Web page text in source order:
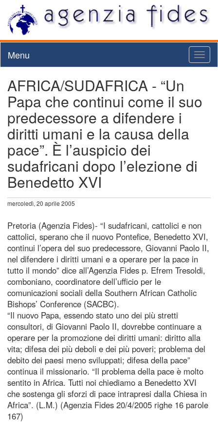
Menu
AFRICA/SUDAFRICA - “Un
Papa che continui come il suo
predecessore a difendere i
diritti umani e la causa della
pace”. È l’auspicio dei
sudafricani dopo l’elezione di
Benedetto XVI
mercoledì, 20 aprile 2005
Pretoria (Agenzia Fides)- “I sudafricani, cattolici e non
cattolici, sperano che il nuovo Pontefice, Benedetto XVI,
continui l’opera del suo predecessore, Giovanni Paolo II,
nel difendere i diritti umani e a operare per la pace in
tutto il mondo” dice all’Agenzia Fides p. Efrem Tresoldi,
comboniano, coordinatore dell’ufficio per le
comunicazioni sociali della Southern African Catholic
Bishops’ Conference (SACBC).
“Il nuovo Papa, essendo stato uno dei più stretti
consultori, di Giovanni Paolo II, dovrebbe continuare a
operare per la promozione dei diritti umani: diritto alla
vita; difesa dei più deboli e dei più poveri; problema del
debito dei paesi meno sviluppati; difesa della pace”
continua il missionario. “Il problema della pace è molto
sentito in Africa. Tutti noi chiediamo a Benedetto XVI
che sostenga gli sforzi di pace intrapresi dalla Chiesa in
Africa”. (L.M.) (Agenzia Fides 20/4/2005 righe 16 parole
167)